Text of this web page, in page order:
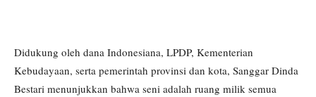
Didukung oleh dana Indonesiana, LPDP, Kementerian
Kebudayaan, serta pemerintah provinsi dan kota, Sanggar Dinda
Bestari menunjukkan bahwa seni adalah ruang milik semua